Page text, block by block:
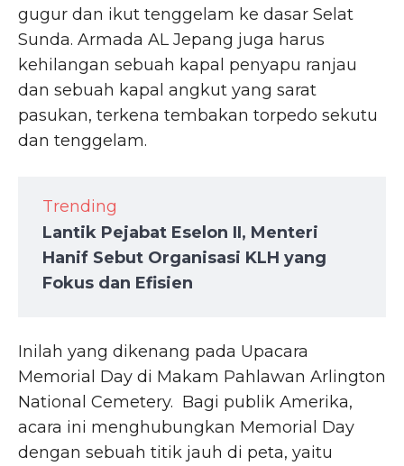
gugur dan ikut tenggelam ke dasar Selat
Sunda. Armada AL Jepang juga harus
kehilangan sebuah kapal penyapu ranjau
dan sebuah kapal angkut yang sarat
pasukan, terkena tembakan torpedo sekutu
dan tenggelam.
Trending
Lantik Pejabat Eselon II, Menteri
Hanif Sebut Organisasi KLH yang
Fokus dan Efisien
Inilah yang dikenang pada Upacara
Memorial Day di Makam Pahlawan Arlington
National Cemetery. Bagi publik Amerika,
acara ini menghubungkan Memorial Day
dengan sebuah titik jauh di peta, yaitu